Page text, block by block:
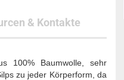
& Kontakte
100% Baumwolle, sehr
zu jeder Körperform, da